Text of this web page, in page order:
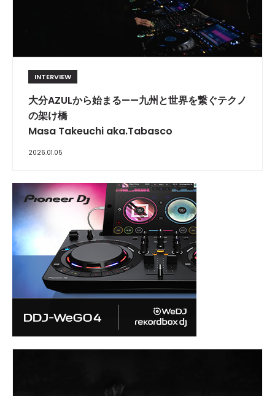
INTERVIEW
大分AZULから始まる——九州と世界を繋ぐテクノ
の架け橋
Masa Takeuchi aka.Tabasco
2026.01.05